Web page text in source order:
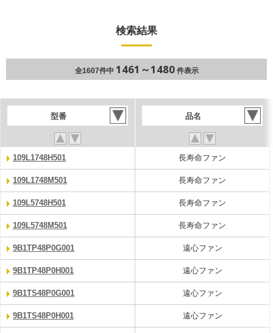
検索結果
全1607件中 1461～1480件表示
型番 品名
109L1748H501 長寿命ファン
109L1748M501 長寿命ファン
109L5748H501 長寿命ファン
109L5748M501 長寿命ファン
9B1TP48P0G001 遠心ファン
9B1TP48P0H001 遠心ファン
9B1TS48P0G001 遠心ファン
9B1TS48P0H001 遠心ファン